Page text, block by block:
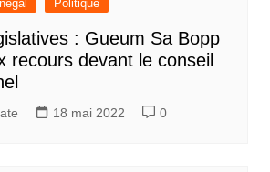
Politique
: Gueum Sa Bopp
recours devant le conseil
18 mai 2022 0